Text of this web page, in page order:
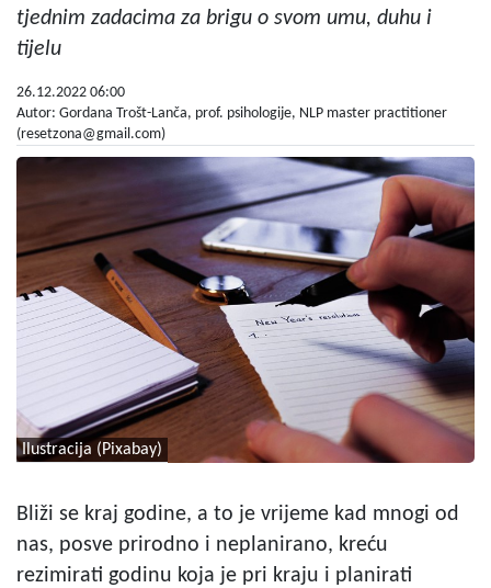
tjednim zadacima za brigu o svom umu, duhu i
tijelu
26.12.2022 06:00
Autor: Gordana Trošt-Lanča, prof. psihologije, NLP master practitioner
(resetzona@gmail.com)
Ilustracija (Pixabay)
Bliži se kraj godine, a to je vrijeme kad mnogi od
nas, posve prirodno i neplanirano, kreću
rezimirati godinu koja je pri kraju i planirati